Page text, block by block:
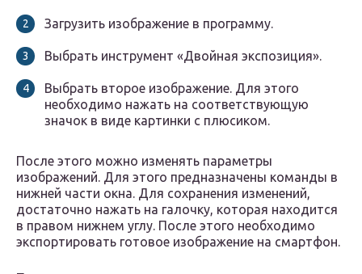
Загрузить изображение в программу.
Выбрать инструмент «Двойная экспозиция».
Выбрать второе изображение. Для этого
необходимо нажать на соответствующую
значок в виде картинки с плюсиком.
После этого можно изменять параметры
изображений. Для этого предназначены команды в
нижней части окна. Для сохранения изменений,
достаточно нажать на галочку, которая находится
в правом нижнем углу. После этого необходимо
экспортировать готовое изображение на смартфон.